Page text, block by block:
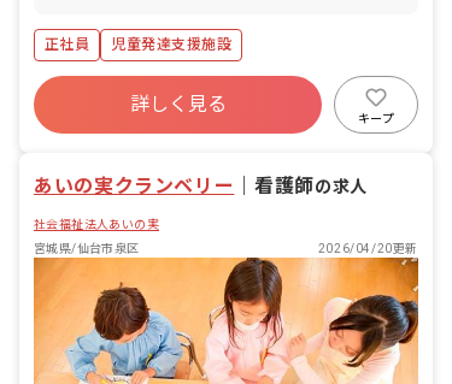
正社員 児童発達支援施設
詳しく見る
キープ
あいの実クランベリー ｜看護師の求人
社会福祉法人あいの実
宮城県/仙台市泉区
2026/04/20更新